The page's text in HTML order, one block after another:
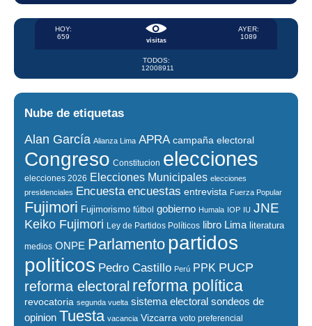
visitas
HOY:
659
AYER:
1089
TODOS:
12008911
Nube de etiquetas
Alan García Alianza Lima APRA campaña electoral
Congreso Constitucion elecciones
elecciones 2026 Elecciones Municipales elecciones
presidenciales
Encuesta encuestas entrevista Fuerza Popular
Fujimori Fujimorismo fútbol gobierno Humala IOP IU JNE
Keiko Fujimori Ley de Partidos Políticos libro Lima literatura
medios ONPE Parlamento partidos
politicos Pedro Castillo Perú PPK PUCP
reforma electoral reforma política
revocatoria segunda vuelta sistema electoral sondeos de
opinion Tuesta vacancia Vizcarra voto preferencial